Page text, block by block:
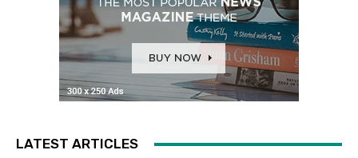
LATEST ARTICLES